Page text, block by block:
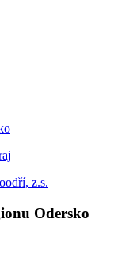
z.s.
Odersko